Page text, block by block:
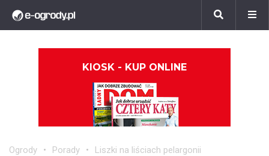
KIOSK - KUP ONLINE
Ogrody Porady Liszki na liściach pelargonii